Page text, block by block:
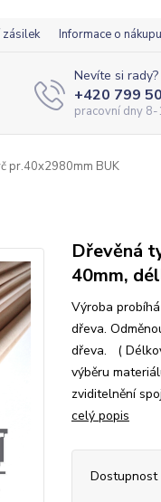
Informace o nákupu
Nevíte si
+420 799
pracovní dny
pr.40x2980mm BUK
Dřevěná
40mm,
Výroba
dřeva.
dřeva. (
výběru
zviditelnění
celý popis
Dostupnost